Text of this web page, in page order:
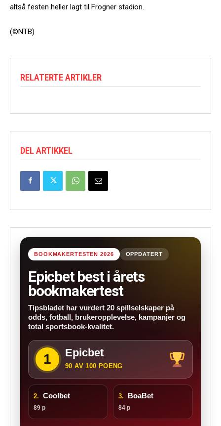
altså festen heller lagt til Frogner stadion.
(©NTB)
RELATERTE ARTIKLER
DEL ARTIKKEL
BOOKMAKERTESTEN 2026 OPPDATERT
Epicbet best i årets
bookmakertest
Tipsbladet har vurdert 20 spillselskaper på
odds, fotball, brukeropplevelse, kampanjer og
total sportsbook-kvalitet.
1 Epicbet
90 AV 100 POENG
2. Coolbet
89 p
3. BoaBet
84 p